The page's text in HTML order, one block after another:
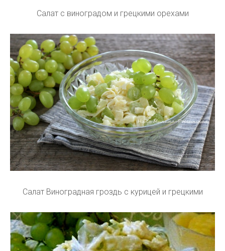
Салат с виноградом и грецкими орехами
Салат Виноградная гроздь с курицей и грецкими